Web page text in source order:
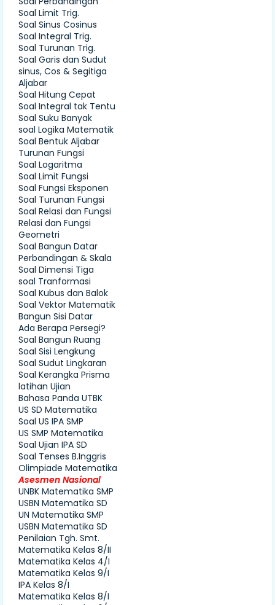
Soal Limit Trig.
Soal Sinus Cosinus
Soal Integral Trig.
Soal Turunan Trig.
Soal Garis dan Sudut
sinus, Cos & Segitiga
Aljabar
Soal Hitung Cepat
Soal Integral tak Tentu
Soal Suku Banyak
soal Logika Matematik
Soal Bentuk Aljabar
Turunan Fungsi
Soal Logaritma
Soal Limit Fungsi
Soal Fungsi Eksponen
Soal Turunan Fungsi
Soal Relasi dan Fungsi
Relasi dan Fungsi
Geometri
Soal Bangun Datar
Perbandingan & Skala
Soal Dimensi Tiga
soal Tranformasi
Soal Kubus dan Balok
Soal Vektor Matematik
Bangun Sisi Datar
Ada Berapa Persegi?
Soal Bangun Ruang
Soal Sisi Lengkung
Soal Sudut Lingkaran
Soal Kerangka Prisma
latihan Ujian
Bahasa Panda UTBK
US SD Matematika
Soal US IPA SMP
US SMP Matematika
Soal Ujian IPA SD
Soal Tenses B.Inggris
Olimpiade Matematika
Asesmen Nasional
UNBK Matematika SMP
USBN Matematika SD
UN Matematika SMP
USBN Matematika SD
Penilaian Tgh. Smt.
Matematika Kelas 8/II
Matematika Kelas 4/I
Matematika Kelas 9/I
IPA Kelas 8/I
Matematika Kelas 8/I